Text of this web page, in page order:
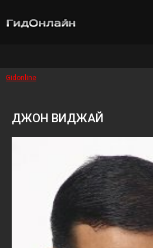
Gidonline
ДЖОН ВИДЖАЙ